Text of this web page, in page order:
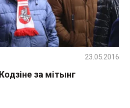
за мітынг
23.05.2016